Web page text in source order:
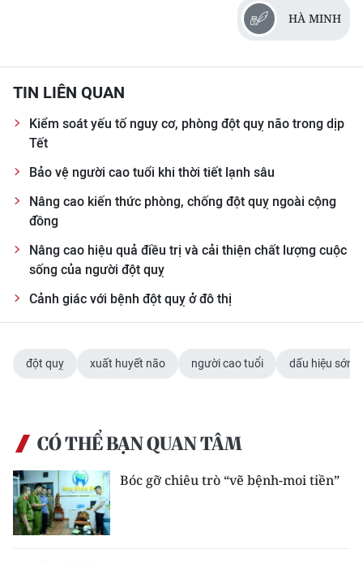
HÀ MINH
TIN LIÊN QUAN
Kiểm soát yếu tố nguy cơ, phòng đột quỵ não trong dịp
Tết
Bảo vệ người cao tuổi khi thời tiết lạnh sâu
Nâng cao kiến thức phòng, chống đột quỵ ngoài cộng
đồng
Nâng cao hiệu quả điều trị và cải thiện chất lượng cuộc
sống của người đột quỵ
Cảnh giác với bệnh đột quỵ ở đô thị
đột quỵ xuất huyết não người cao tuổi dấu hiệu sớm
CÓ THỂ BẠN QUAN TÂM
Bóc gỡ chiêu trò “vẽ bệnh-moi tiền”